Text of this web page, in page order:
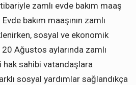
zamlı evde bakım maaş
bakım maaşının zamlı
sosyal ve ekonomik
Ağustos aylarında zamlı
hak sahibi vatandaşlara
sosyal yardımlar sağlandıkça